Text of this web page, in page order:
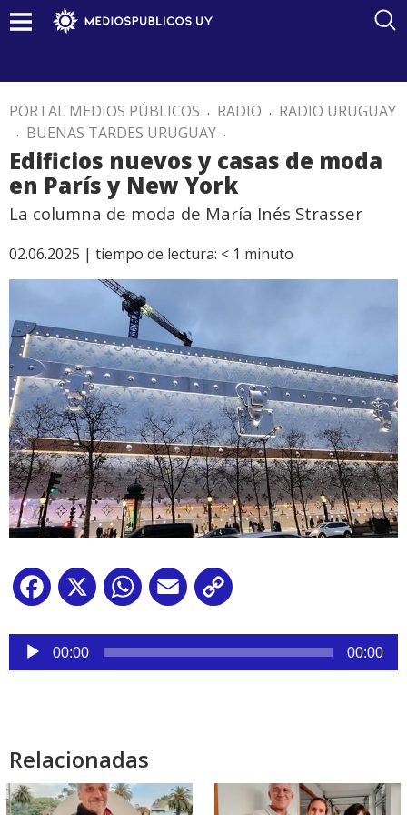
PORTAL MEDIOS PÚBLICOS . RADIO . RADIO URUGUAY
. BUENAS TARDES URUGUAY .
Edificios nuevos y casas de moda
en París y New York
La columna de moda de María Inés Strasser
02.06.2025 | tiempo de lectura: < 1 minuto
Facebook
X WhatsApp
Email
Reproductor
audio
00:00 00:00
Relacionadas